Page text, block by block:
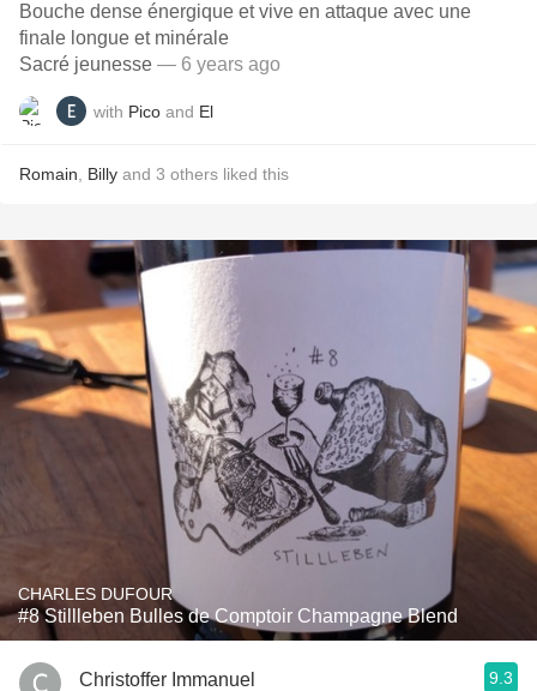
Bouche dense énergique et vive en attaque avec une
finale longue et minérale
Sacré jeunesse — 6 years ago
with Pico and El
Romain Billy and 3 others liked this
CHARLES DUFOUR
#8 Stillleben Bulles de Comptoir Champagne Blend
Christoffer Immanuel 9.3